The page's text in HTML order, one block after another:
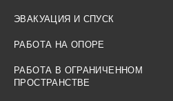
ЭВАКУАЦИЯ И СПУСК
РАБОТА НА ОПОРЕ
РАБОТА В ОГРАНИЧЕННОМ
ПРОСТРАНСТВЕ